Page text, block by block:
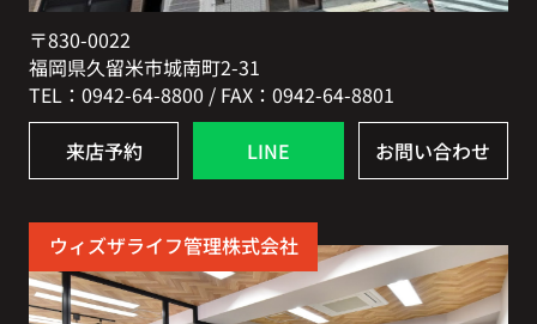
〒830-0022
福岡県久留米市城南町2-31
TEL：0942-64-8800 / FAX：0942-64-8801
来店予約 LINE お問い合わせ
ウィズザライフ管理株式会社